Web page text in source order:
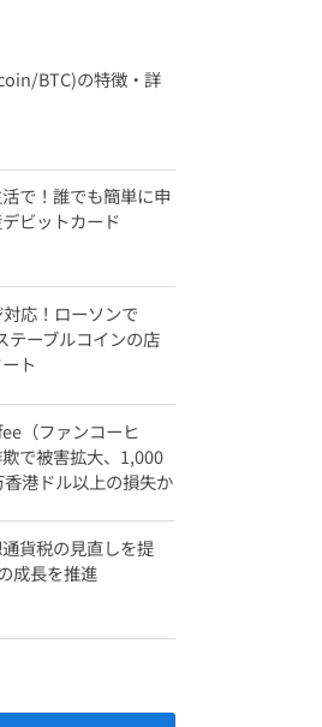
BTC)の特徴・詳
で！誰でも簡単に申
ビットカード
応！ローソンで
テーブルコインの店
ト
（ファンコーヒ
で被害拡大、1,000
港ドル以上の損失か
貨税の見直しを提
成長を推進